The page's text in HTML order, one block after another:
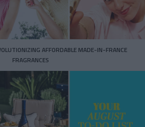
AFFORDABLE MADE-IN-FRANCE
FRAGRANCES